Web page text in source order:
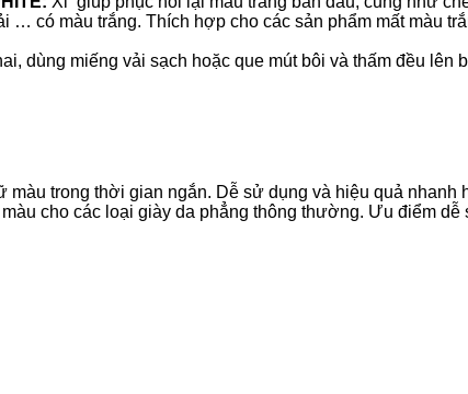
… có màu trắng. Thích hợp cho các sản phẩm mất màu
dùng miếng vải sạch hoặc que mút bôi và thấm đều lên
màu trong thời gian ngắn. Dễ sử dụng và hiệu quả nhanh
cho các loại giày da phẳng thông thường. Ưu điểm dễ